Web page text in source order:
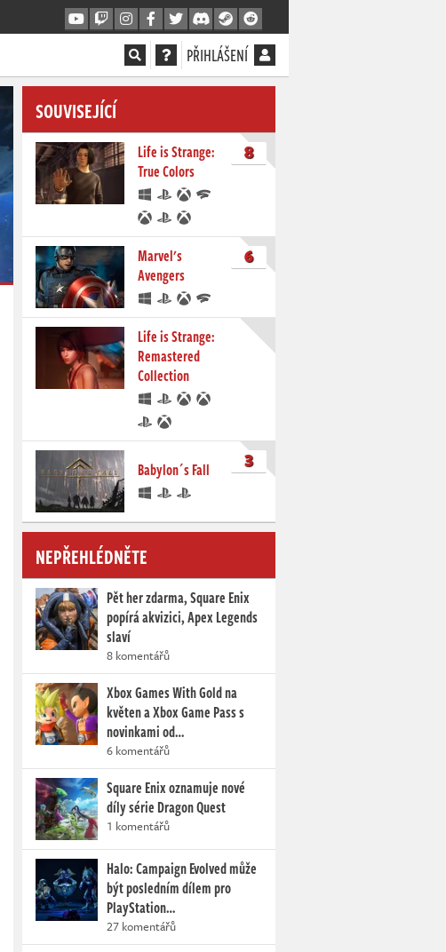
PŘIHLÁŠENÍ
SOUVISEJÍCÍ
Life is Strange:
True Colors
8
Marvel's
Avengers
6
Life is Strange:
Remastered
Collection
Babylon´s Fall 3
NEPŘEHLÉDNĚTE
Pět her zdarma, Square Enix
popírá akvizici, Apex Legends
slaví
8 komentářů
Xbox Games With Gold na
květen a Xbox Game Pass s
novinkami od…
6 komentářů
Square Enix oznamuje nové
díly série Dragon Quest
1 komentářů
Halo: Campaign Evolved může
být posledním dílem pro
PlayStation…
27 komentářů